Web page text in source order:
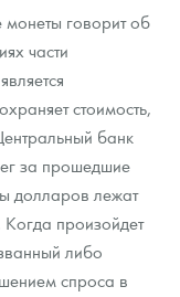
говорит об
части
стоимость,
банк
за прошедшие
долларов лежат
произойдет
либо
спроса в